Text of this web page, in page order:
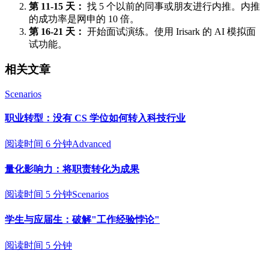
第 11-15 天： 找 5 个以前的同事或朋友进行内推。内推
的成功率是网申的 10 倍。
第 16-21 天： 开始面试演练。使用 Irisark 的 AI 模拟面
试功能。
相关文章
Scenarios
职业转型：没有 CS 学位如何转入科技行业
阅读时间 6 分钟Advanced
量化影响力：将职责转化为成果
阅读时间 5 分钟Scenarios
学生与应届生：破解"工作经验悖论"
阅读时间 5 分钟